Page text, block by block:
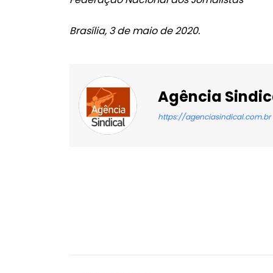
Brasília, 3 de maio de 2020.
Agência
https://agenciasindical.com.br